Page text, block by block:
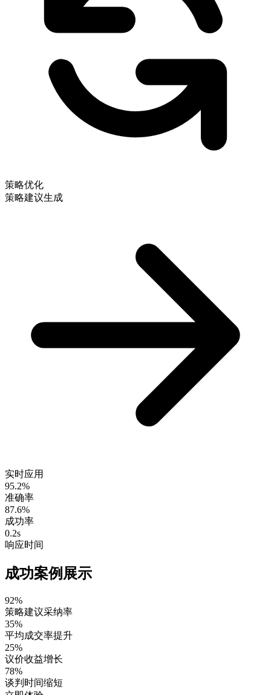
策略优化
策略建议生成
实时应用
95.2%
准确率
87.6%
成功率
0.2s
响应时间
成功案例展示
92%
策略建议采纳率
35%
平均成交率提升
25%
议价收益增长
78%
谈判时间缩短